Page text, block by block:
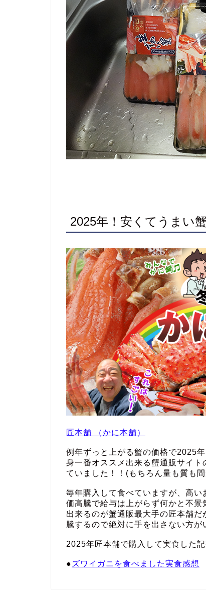
2025年！安くてうまい
匠本舗 （かに本舗）
例年ずっと上がる蟹の価格で2025
身一番オススメ出来る蟹通販サイト
ていました！！(もちろん量も質も
毎年購入して食べていますが、高
価高騰で給与は上がらず何かと不
出来るのが蟹通販最大手の匠本舗
騰するので絶対に手を出さない方が
2025年匠本舗で購入して実食した
● ズワイガニを食べました実食感想